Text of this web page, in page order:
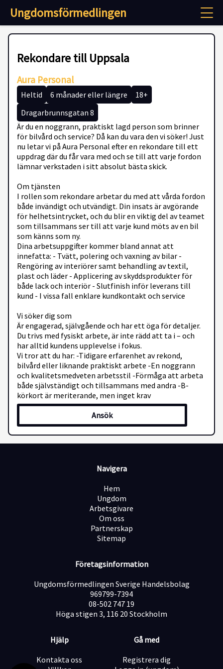
Ungdomsförmedlingen
Rekondare till Uppsala
Aura Personal
Heltid 6 månader eller längre
18+
Dragarbrunnsgatan 8
Är du en noggrann, praktiskt lagd person som brinner
för bilvård och service? Då kan du vara den vi söker! Just
nu letar vi på Aura Personal efter en rekondare till ett
uppdrag där du får vara med och se till att varje fordon
lämnar verkstaden i sitt absolut bästa skick.
Om tjänsten
I rollen som rekondare arbetar du med att vårda fordon
både invändigt och utvändigt. Din insats är avgörande
för helhetsintrycket, och du blir en viktig del av teamet
som tillsammans ser till att varje kund möts av en bil
som känns som ny.
Dina arbetsuppgifter kommer bland annat att
innefatta: - Tvätt, polering och vaxning av bilar -
Rengöring av interiörer samt behandling av textil,
plast och läder - Applicering av skyddsprodukter för
både lack och interiör - Slutfinish inför leverans till
kund - I vissa fall enklare kundkontakt och service
Vi söker dig som
Är engagerad, självgående och har ett öga för detaljer.
Du trivs med fysiskt arbete, är inte rädd att ta i – och
har alltid kundens upplevelse i fokus.
Vi tror att du har: -Tidigare erfarenhet av rekond,
bilvård eller liknande praktiskt arbete -En noggrann
och kvalitetsmedveten arbetsstil -Förmåga att arbeta
både självständigt och tillsammans med andra -B-
körkort är meriterande, men inget krav
Anställning via Aura Personal med kollektivavtal och
marknadsmässig lön
Ett varierande och utvecklande uppdrag i en
Stöd från engagerad konsultchef genom hela
Möjlighet till längre uppdrag eller vidare
karriärmöjligheter via oss
Ansök redan idag! Vi behandlar ansökningarna löpande
och tjänsten kan komma att tillsättas innan sista
ansökningsdatum. Välkommen med din ansökan till
Aura Personal – där rätt kompetens möter rätt
Ansök
Navigera
Hem
Ungdom
Arbetsgivare
Om oss
Partnerskap
Sitemap
Företagsinformation
Ungdomsförmedlingen Sverige Handelsbolag
969799-7394
08-502 747 19
Höga stigen 3, 116 20 Stockholm
Hjälp
Kontakta oss
Gå med
Registrera dig